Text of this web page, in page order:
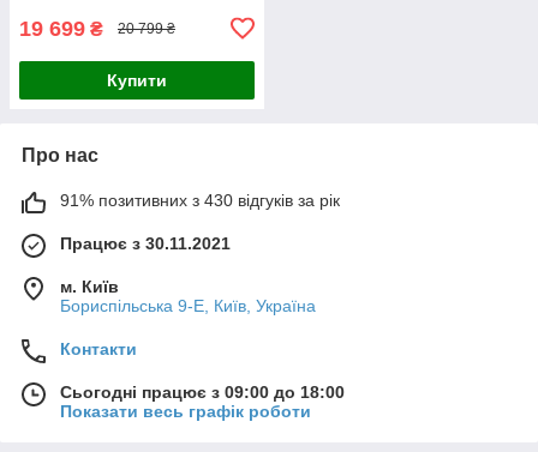
19 699 ₴ 20 799 ₴
Купити
Про нас
91% позитивних з 430 відгуків за рік
Працює з 30.11.2021
м. Київ
Бориспільська 9-Е, Київ, Україна
Контакти
Сьогодні працює з 09:00 до 18:00
Показати весь графік роботи